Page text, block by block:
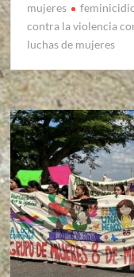
mujeres
contra la violencia
luchas de mujeres